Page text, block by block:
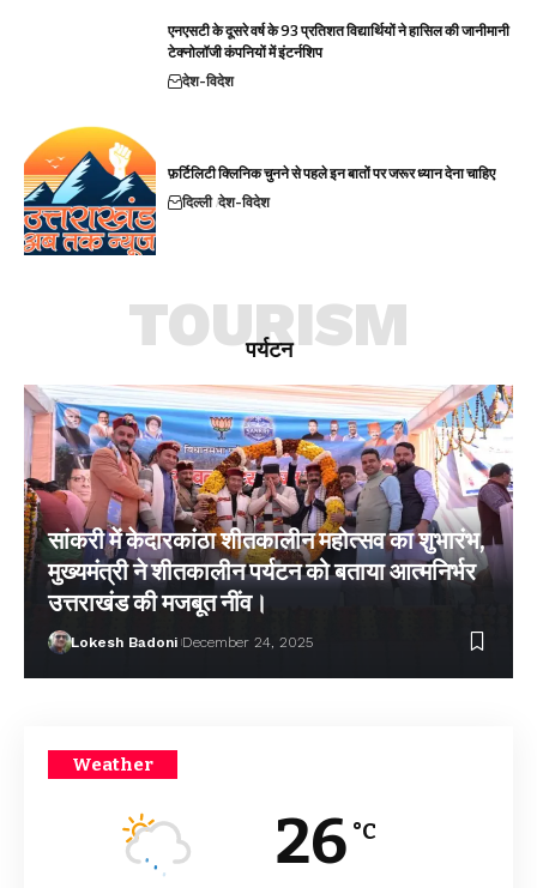
एनएसटी के दूसरे वर्ष के 93 प्रतिशत विद्यार्थियों ने हासिल की जानीमानी
टेक्नोलॉजी कंपनियों में इंटर्नशिप
देश-विदेश
फ़र्टिलिटी क्लिनिक चुनने से पहले इन बातों पर जरूर ध्यान देना चाहिए
दिल्ली देश-विदेश
पर्यटन
TOURISM
सांकरी में केदारकांठा शीतकालीन महोत्सव का शुभारंभ,
मुख्यमंत्री ने शीतकालीन पर्यटन को बताया आत्मनिर्भर
उत्तराखंड की मजबूत नींव।
Lokesh Badoni December 24, 2025
Weather
26 °C